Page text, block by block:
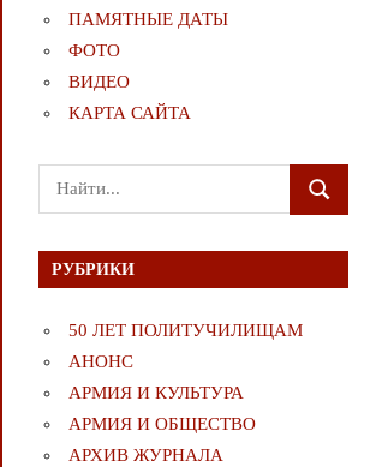
ПАМЯТНЫЕ ДАТЫ
ФОТО
ВИДЕО
КАРТА САЙТА
Поиск
для:
ПОИСК
РУБРИКИ
50 ЛЕТ ПОЛИТУЧИЛИЩАМ
АНОНС
АРМИЯ И КУЛЬТУРА
АРМИЯ И ОБЩЕСТВО
АРХИВ ЖУРНАЛА